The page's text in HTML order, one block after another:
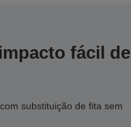
fácil de
substituição de fita sem